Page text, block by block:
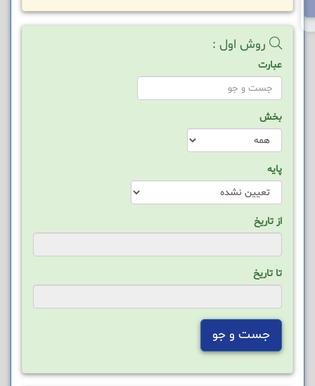
روش اول :
عبارت
بخش
پایه
از تاریخ
تا تاریخ
جست و جو